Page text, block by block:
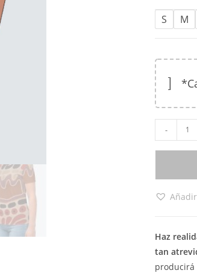
S
M
-
Haz
tan
producirá